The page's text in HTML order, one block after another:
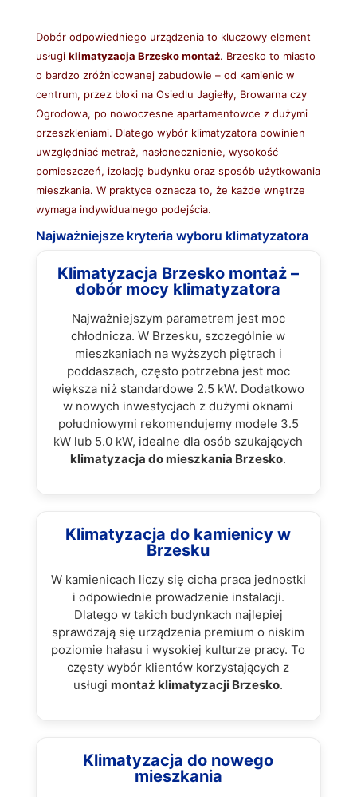
Dobór odpowiedniego urządzenia to kluczowy element
usługi klimatyzacja Brzesko montaż. Brzesko to miasto
o bardzo zróżnicowanej zabudowie – od kamienic w
centrum, przez bloki na Osiedlu Jagiełły, Browarna czy
Ogrodowa, po nowoczesne apartamentowce z dużymi
przeszkleniami. Dlatego wybór klimatyzatora powinien
uwzględniać metraż, nasłonecznienie, wysokość
pomieszczeń, izolację budynku oraz sposób użytkowania
mieszkania. W praktyce oznacza to, że każde wnętrze
wymaga indywidualnego podejścia.
Najważniejsze kryteria wyboru klimatyzatora
Klimatyzacja Brzesko montaż –
dobór mocy klimatyzatora
Najważniejszym parametrem jest moc
chłodnicza. W Brzesku, szczególnie w
mieszkaniach na wyższych piętrach i
poddaszach, często potrzebna jest moc
większa niż standardowe 2.5 kW. Dodatkowo
w nowych inwestycjach z dużymi oknami
południowymi rekomendujemy modele 3.5
kW lub 5.0 kW, idealne dla osób szukających
klimatyzacja do mieszkania Brzesko.
Klimatyzacja do kamienicy w
Brzesku
W kamienicach liczy się cicha praca jednostki
i odpowiednie prowadzenie instalacji.
Dlatego w takich budynkach najlepiej
sprawdzają się urządzenia premium o niskim
poziomie hałasu i wysokiej kulturze pracy. To
częsty wybór klientów korzystających z
usługi montaż klimatyzacji Brzesko.
Klimatyzacja do nowego
mieszkania